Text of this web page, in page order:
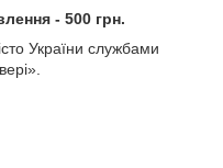
- 500 грн.
України службами